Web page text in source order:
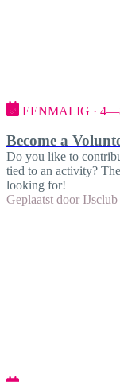
EENMALIG ·
Become a
Do you like to
tied to an activity?
looking for!
Geplaatst door